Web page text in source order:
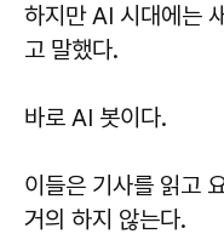
하지만 AI 시대에는
고 말했다.
바로 AI 봇이다.
이들은 기사를 읽고
거의 하지 않는다.